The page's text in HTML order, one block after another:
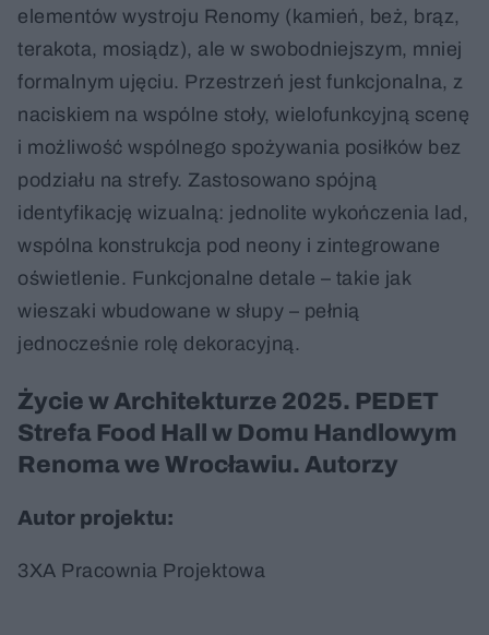
elementów wystroju Renomy (kamień, beż, brąz,
terakota, mosiądz), ale w swobodniejszym, mniej
formalnym ujęciu. Przestrzeń jest funkcjonalna, z
naciskiem na wspólne stoły, wielofunkcyjną scenę
i możliwość wspólnego spożywania posiłków bez
podziału na strefy. Zastosowano spójną
identyfikację wizualną: jednolite wykończenia lad,
wspólna konstrukcja pod neony i zintegrowane
oświetlenie. Funkcjonalne detale – takie jak
wieszaki wbudowane w słupy – pełnią
jednocześnie rolę dekoracyjną.
Życie w Architekturze 2025. PEDET
Strefa Food Hall w Domu Handlowym
Renoma we Wrocławiu. Autorzy
Autor projektu:
3XA Pracownia Projektowa